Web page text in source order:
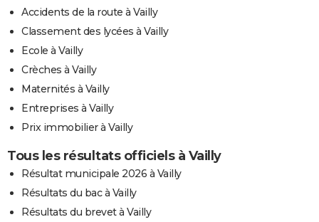
Accidents de la route à Vailly
Classement des lycées à Vailly
Ecole à Vailly
Crèches à Vailly
Maternités à Vailly
Entreprises à Vailly
Prix immobilier à Vailly
Tous les résultats officiels à Vailly
Résultat municipale 2026 à Vailly
Résultats du bac à Vailly
Résultats du brevet à Vailly